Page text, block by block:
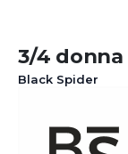
3/4 donna
Black Spider